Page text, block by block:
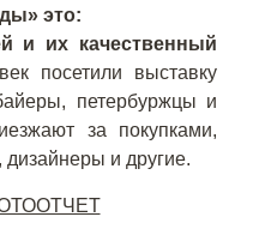
это:
и их качественный
посетили выставку
петербуржцы и
за покупками,
и другие.